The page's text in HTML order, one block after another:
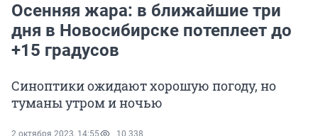
Осенняя жара: в ближайшие три
дня в Новосибирске потеплеет до
+15 градусов
Синоптики ожидают хорошую погоду, но
туманы утром и ночью
2 октября 2023, 14:55 10 338